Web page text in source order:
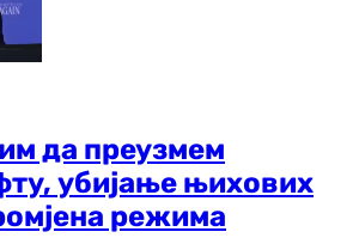
да преузмем
убијање њихових
режима